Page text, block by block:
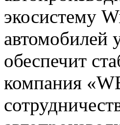
экосистему
автомобилей
обеспечит
компания